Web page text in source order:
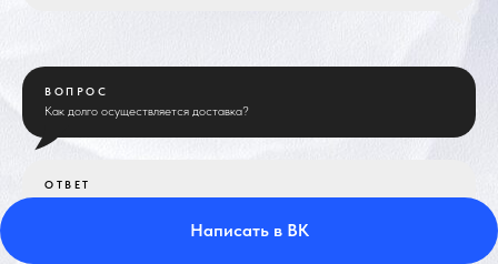
ВОПРОС
Как долго осуществляется доставка?
ОТВЕТ
Другие регионы России от 1 до 20 дней в зависимости от удаленности.
Написать в ВК